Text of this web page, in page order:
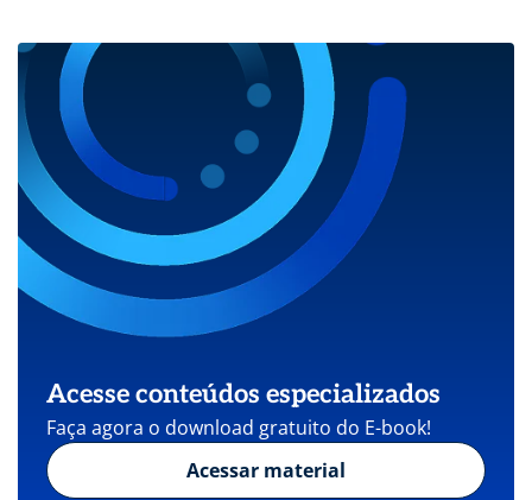
Acesse conteúdos especializados
Faça agora o download gratuito do E-book!
Acessar material